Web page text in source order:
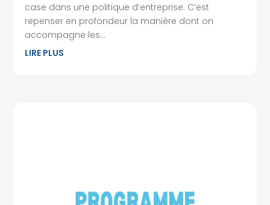
case dans une politique d’entreprise. C’est
repenser en profondeur la manière dont on
accompagne les...
LIRE PLUS